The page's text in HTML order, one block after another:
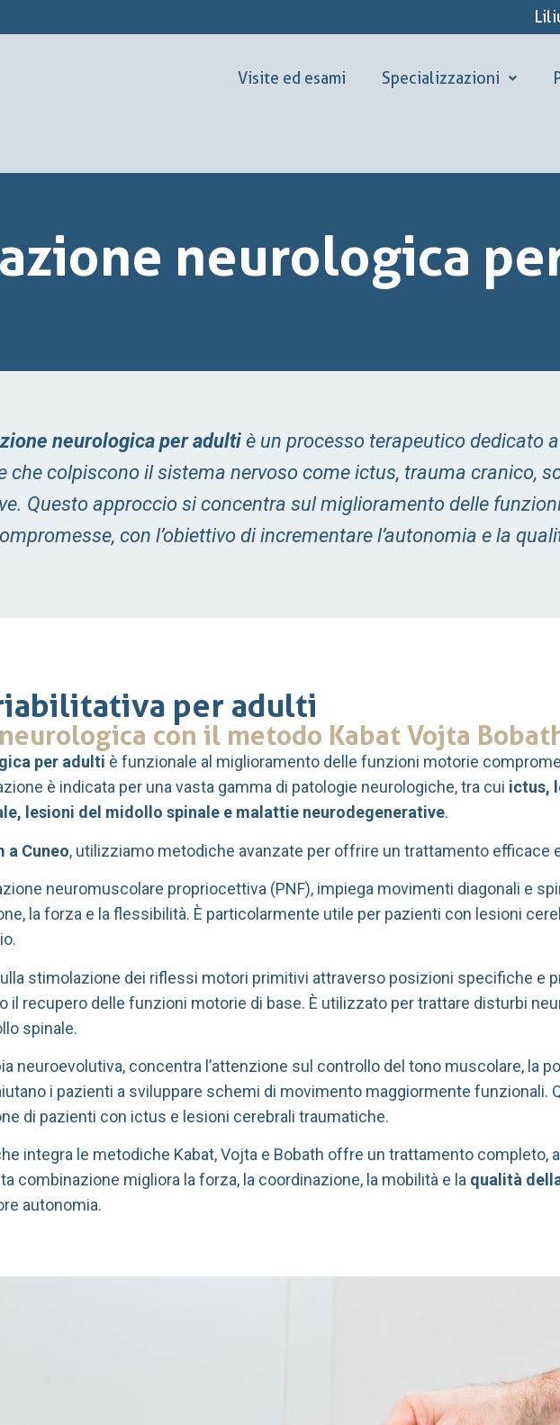
Visite ed esami Specializzazioni
neurologica
neurologica per adulti è un processo terapeutico dedicato
che colpiscono il sistema nervoso come ictus, trauma cranico,
Questo approccio si concentra sul miglioramento delle
con l’obiettivo di incrementare l’autonomia e la
per adulti
con il metodo Kabat Vojta
per adulti è funzionale al miglioramento delle funzioni motorie
è indicata per una vasta gamma di patologie neurologiche, tra cui ictus,
lesioni del midollo spinale e malattie neurodegenerative.
a Cuneo, utilizziamo metodiche avanzate per offrire un trattamento efficace
neuromuscolare propriocettiva (PNF), impiega movimenti diagonali e
la forza e la flessibilità. È particolarmente utile per pazienti con lesioni
stimolazione dei riflessi motori primitivi attraverso posizioni specifiche e
il recupero delle funzioni motorie di base. È utilizzato per trattare disturbi
spinale.
neuroevolutiva, concentra l’attenzione sul controllo del tono muscolare, la
i pazienti a sviluppare schemi di movimento maggiormente funzionali.
di pazienti con ictus e lesioni cerebrali traumatiche.
integra le metodiche Kabat, Vojta e Bobath offre un trattamento
combinazione migliora la forza, la coordinazione, la mobilità e la qualità
autonomia.